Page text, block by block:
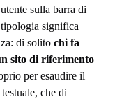
sulla barra di
significa
di solitochi fa
sito di riferimento
per esaudire il
che di